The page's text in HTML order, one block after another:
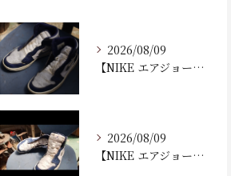
2026/08/09
【NIKE エアジョーダン ゴルフシューズ｜ソール剥がれ修理...
2026/08/09
【NIKE エアジョーダン ゴルフシューズ｜ソール剥がれ修理...